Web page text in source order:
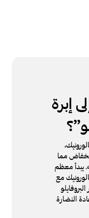
إبرة
مما
يبدأ معظم
مع
النضارة